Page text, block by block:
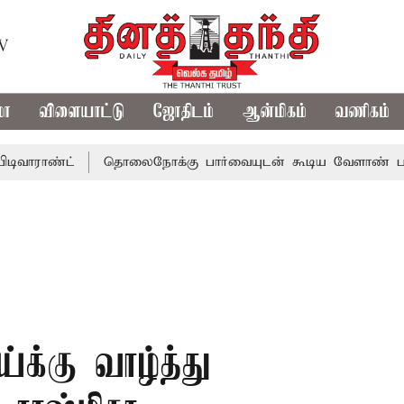
விளையாட்டு ஜோதிடம் ஆன்மிகம் வணிகம்
தொலைநோக்கு பார்வையுடன் கூடிய வேளாண் பட்ஜெட்:
வாழ்த்து